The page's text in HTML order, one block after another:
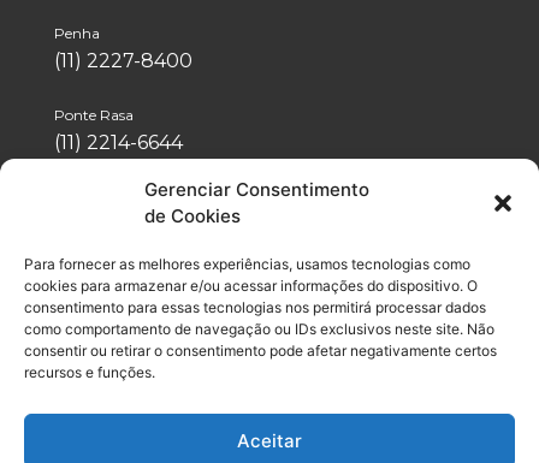
Gerenciar Consentimento
de Cookies
Para fornecer as melhores experiências, usamos tecnologias como
cookies para armazenar e/ou acessar informações do dispositivo. O
consentimento para essas tecnologias nos permitirá processar dados
como comportamento de navegação ou IDs exclusivos neste site. Não
consentir ou retirar o consentimento pode afetar negativamente certos
recursos e funções.
Aceitar
Penha
(11) 2227-8400
Ponte Rasa
(11) 2214-6644
(11) 2942-1488
Vila Formosa
(11) 2076-4600
Neo Química Arena
(11) 2056-6100